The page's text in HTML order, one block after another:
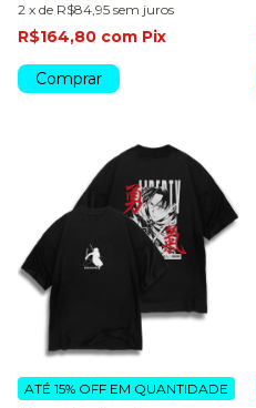
2 x de R$84,95 sem juros
R$164,80 com Pix
Comprar
ATÉ 15% OFF EM QUANTIDADE